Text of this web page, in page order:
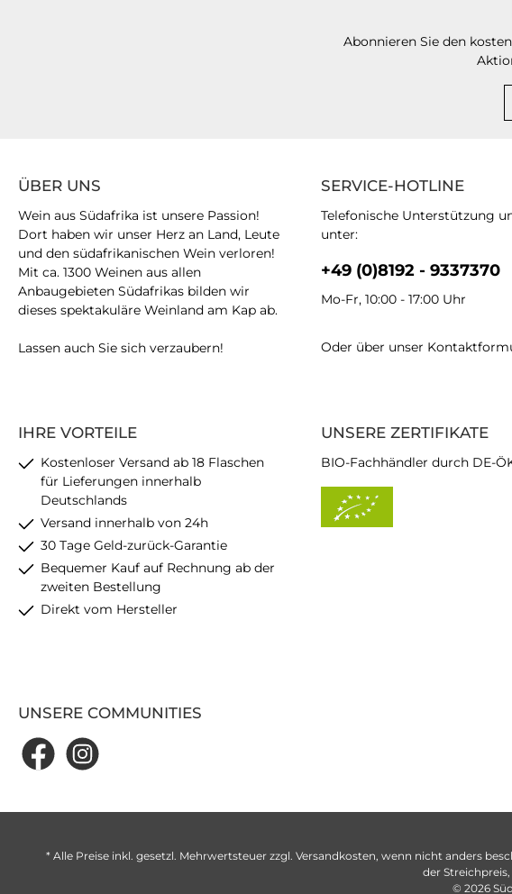
Abonnieren Sie den
SERVICE-HOTLINE
Telefonische Unterstützung
unter:
+49 (0)8192 - 9337370
Mo-Fr, 10:00 - 17:00 Uhr
Oder über unser
IHRE VORTEILE
Kostenloser Versand ab 18 Flaschen
für Lieferungen innerhalb
Deutschlands
Versand innerhalb von 24h
30 Tage Geld-zurück-Garantie
Bequemer Kauf auf Rechnung ab der
zweiten Bestellung
Direkt vom Hersteller
ÜBER UNS
Wein aus Südafrika ist unsere Passion!
Dort haben wir unser Herz an Land, Leute
und den südafrikanischen Wein verloren!
Mit ca. 1300 Weinen aus allen
Anbaugebieten Südafrikas bilden wir
dieses spektakuläre Weinland am Kap ab.
Lassen auch Sie sich verzaubern!
UNSERE ZERTIFIKATE
BIO-Fachhändler durch DE-
UNSERE COMMUNITIES
* Alle Preise inkl. gesetzl. Mehrwertsteuer zzgl. Versandkosten, wenn nicht anders
der
© 2026